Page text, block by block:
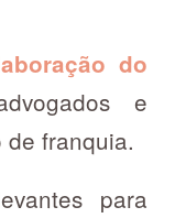
do
e
franquia.
para